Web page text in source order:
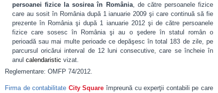
persoanei fizice la sosirea în România, de către persoanele fizice
care au sosit în România după 1 ianuarie 2009 şi care continuă să fie
prezente în România şi după 1 ianuarie 2012 şi de către persoanele
fizice care sosesc în România şi au o şedere în statul român o
perioadă sau mai multe perioade ce depăşesc în total 183 de zile, pe
parcursul oricărui interval de 12 luni consecutive, care se încheie în
anul calendaristic vizat.
Reglementare: OMFP 74/2012.
Firma de contabilitate City Squareîmpreună cu experţii contabili pe care